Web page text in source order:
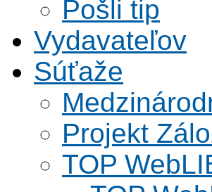
Pošli tip
Vydavateľov
Súťaže
Projekt
TOP